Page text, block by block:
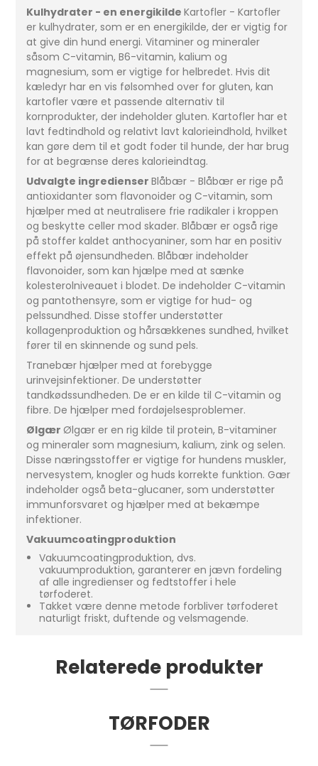
Kulhydrater - en energikildeKartofler - Kartofler
er kulhydrater, som er en energikilde, der er vigtig for
at give din hund energi. Vitaminer og mineraler
såsom C-vitamin, B6-vitamin, kalium og
magnesium, som er vigtige for helbredet. Hvis dit
kæledyr har en vis følsomhed over for gluten, kan
kartofler være et passende alternativ til
kornprodukter, der indeholder gluten. Kartofler har et
lavt fedtindhold og relativt lavt kalorieindhold, hvilket
kan gøre dem til et godt foder til hunde, der har brug
for at begrænse deres kalorieindtag.
Udvalgte ingredienserBlåbær - Blåbær er rige på
antioxidanter som flavonoider og C-vitamin, som
hjælper med at neutralisere frie radikaler i kroppen
og beskytte celler mod skader. Blåbær er også rige
på stoffer kaldet anthocyaniner, som har en positiv
effekt på øjensundheden. Blåbær indeholder
flavonoider, som kan hjælpe med at sænke
kolesterolniveauet i blodet. De indeholder C-vitamin
og pantothensyre, som er vigtige for hud- og
pelssundhed. Disse stoffer understøtter
kollagenproduktion og hårsækkenes sundhed, hvilket
fører til en skinnende og sund pels.
Tranebær hjælper med at forebygge
urinvejsinfektioner. De understøtter
tandkødssundheden. De er en kilde til C-vitamin og
fibre. De hjælper med fordøjelsesproblemer.
ØlgærØlgær er en rig kilde til protein, B-vitaminer
og mineraler som magnesium, kalium, zink og selen.
Disse næringsstoffer er vigtige for hundens muskler,
nervesystem, knogler og huds korrekte funktion. Gær
indeholder også beta-glucaner, som understøtter
immunforsvaret og hjælper med at bekæmpe
infektioner.
Vakuumcoatingproduktion
Vakuumcoatingproduktion, dvs.
vakuumproduktion, garanterer en jævn fordeling
af alle ingredienser og fedtstoffer i hele
tørfoderet.
Takket være denne metode forbliver tørfoderet
naturligt friskt, duftende og velsmagende.
Relaterede produkter
TØRFODER